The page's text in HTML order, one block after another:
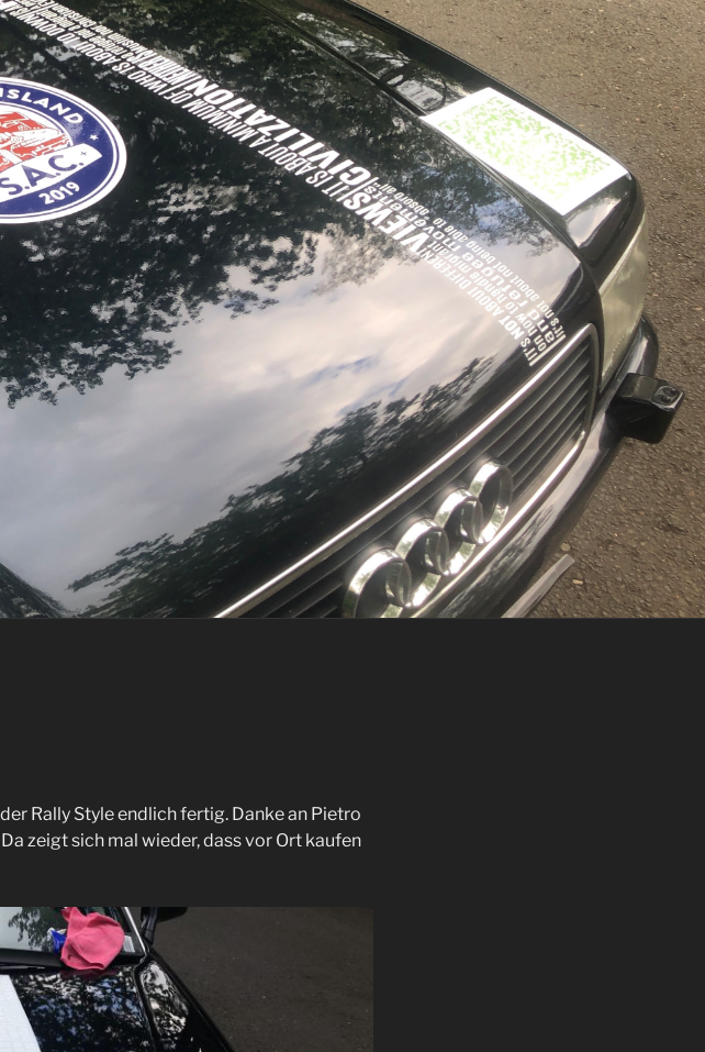
Rally Style endlich fertig. Danke an Pietro
zeigt sich mal wieder, dass vor Ort kaufen